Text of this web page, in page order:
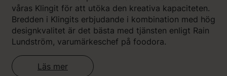
våras Klingit för att utöka den kreativa kapaciteten.
Bredden i Klingits erbjudande i kombination med hög
designkvalitet är det bästa med tjänsten enligt Rain
Lundström, varumärkeschef på foodora.
Läs mer